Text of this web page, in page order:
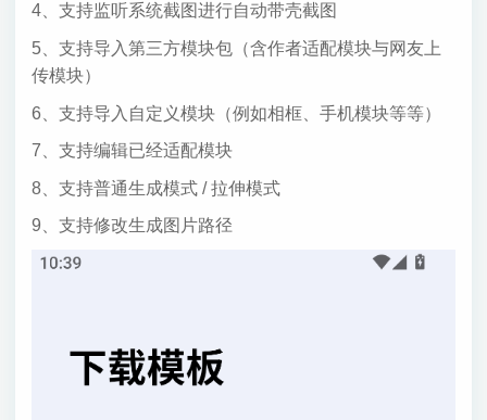
4、支持监听系统截图进行自动带壳截图
5、支持导入第三方模块包（含作者适配模块与网友上
传模块）
6、支持导入自定义模块（例如相框、手机模块等等）
7、支持编辑已经适配模块
8、支持普通生成模式 / 拉伸模式
9、支持修改生成图片路径